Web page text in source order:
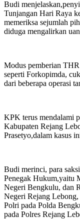
Budi
Tunjangan Hari Raya
memeriksa sejumlah
diduga mengalirkan
Modus pemberian
seperti Forkopimda,
dari beberapa operasi
KPK terus mendalami
Kabupaten Rejang
Prasetyo,dalam kasus
Budi merinci, para
Penegak Hukum,yaitu
Negeri Bengkulu, dan
Negeri Rejang
Polri pada Polda
pada Polres Rejang